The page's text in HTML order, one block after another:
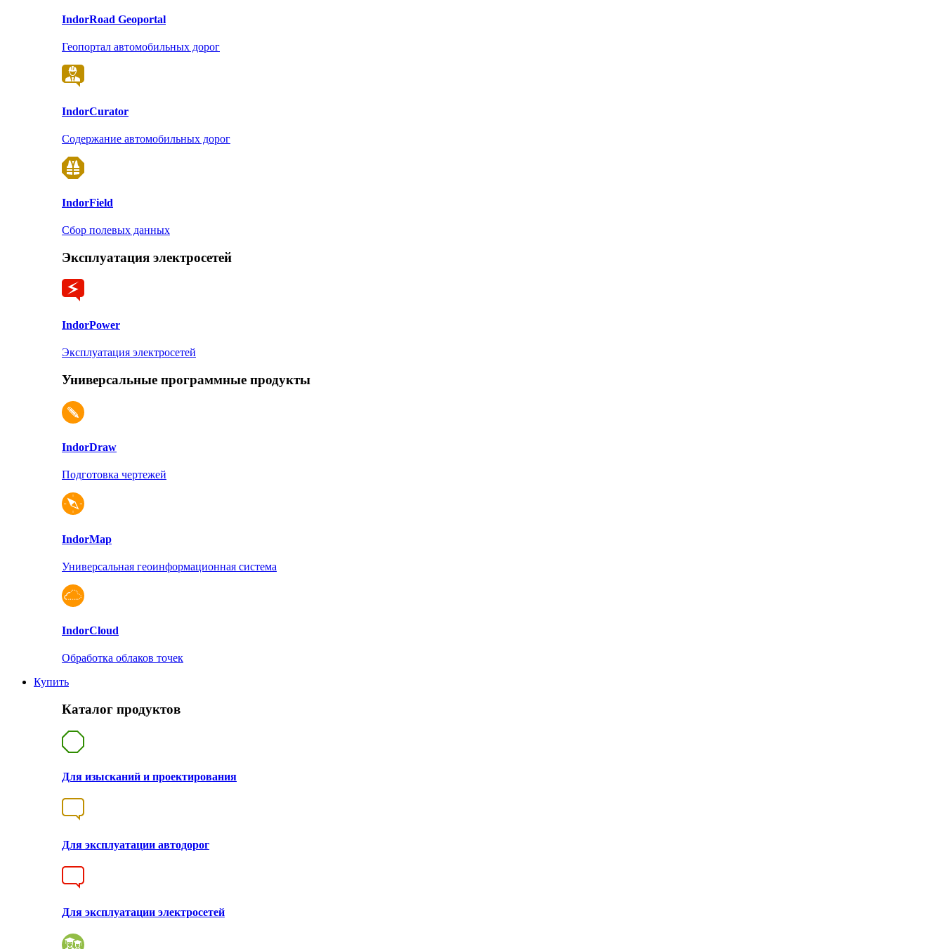
IndorRoad Geoportal
Геопортал автомобильных дорог
IndorCurator
Содержание автомобильных дорог
IndorField
Сбор полевых данных
Эксплуатация электросетей
IndorPower
Эксплуатация электросетей
Универсальные программные продукты
IndorDraw
Подготовка чертежей
IndorMap
Универсальная геоинформационная система
IndorCloud
Обработка облаков точек
Купить
Каталог продуктов
Для изысканий и проектирования
Для эксплуатации автодорог
Для эксплуатации электросетей